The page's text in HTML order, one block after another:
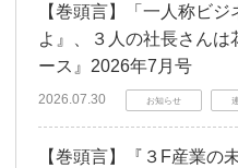
【巻頭言】「一人称ビ
よ』、３人の社長さんは
ース』2026年7月号
2026.07.30 お知らせ
【巻頭言】『３F産業の